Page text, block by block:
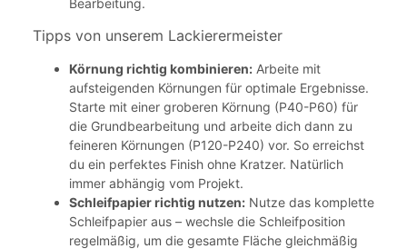
Tipps von unserem Lackierermeister
Körnung richtig kombinieren: Arbeite mit
aufsteigenden Körnungen für optimale Ergebnisse.
Starte mit einer groberen Körnung (P40-P60) für
die Grundbearbeitung und arbeite dich dann zu
feineren Körnungen (P120-P240) vor. So erreichst
du ein perfektes Finish ohne Kratzer. Natürlich
immer abhängig vom Projekt.
Schleifpapier richtig nutzen: Nutze das komplette
Schleifpapier aus – wechsle die Schleifposition
regelmäßig, um die gesamte Fläche gleichmäßig